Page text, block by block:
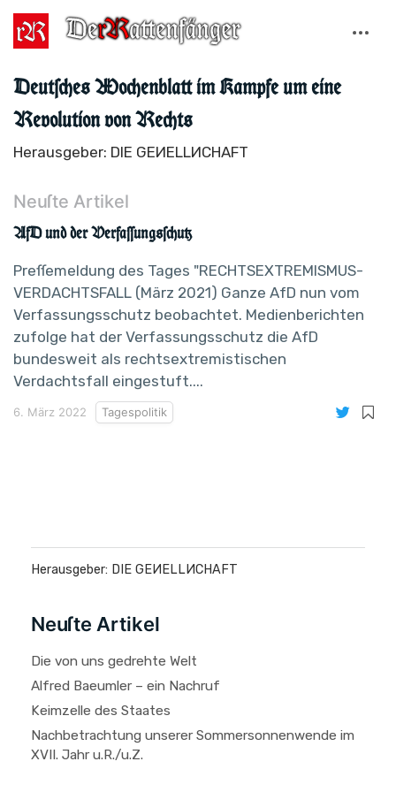
Deutſches Wochenblatt im Kampfe um eine
Revolution von Rechts
Herausgeber: DIE GEИELLИCHAFT
Neuſte Artikel
AfD und der Verfaſſungsſchutz
Preſſemeldung des Tages "RECHTSEXTREMISMUS-
VERDACHTSFALL (März 2021) Ganze AfD nun vom
Verfassungsschutz beobachtet. Medienberichten
zufolge hat der Verfassungsschutz die AfD
bundesweit als rechtsextremistischen
Verdachtsfall eingestuft....
6. März 2022 Tagespolitik
Herausgeber: DIE GEИELLИCHAFT
Neuſte Artikel
Die von uns gedrehte Welt
Alfred Baeumler – ein Nachruf
Keimzelle des Staates
Nachbetrachtung unserer Sommersonnenwende im
XVII. Jahr u.R./u.Z.